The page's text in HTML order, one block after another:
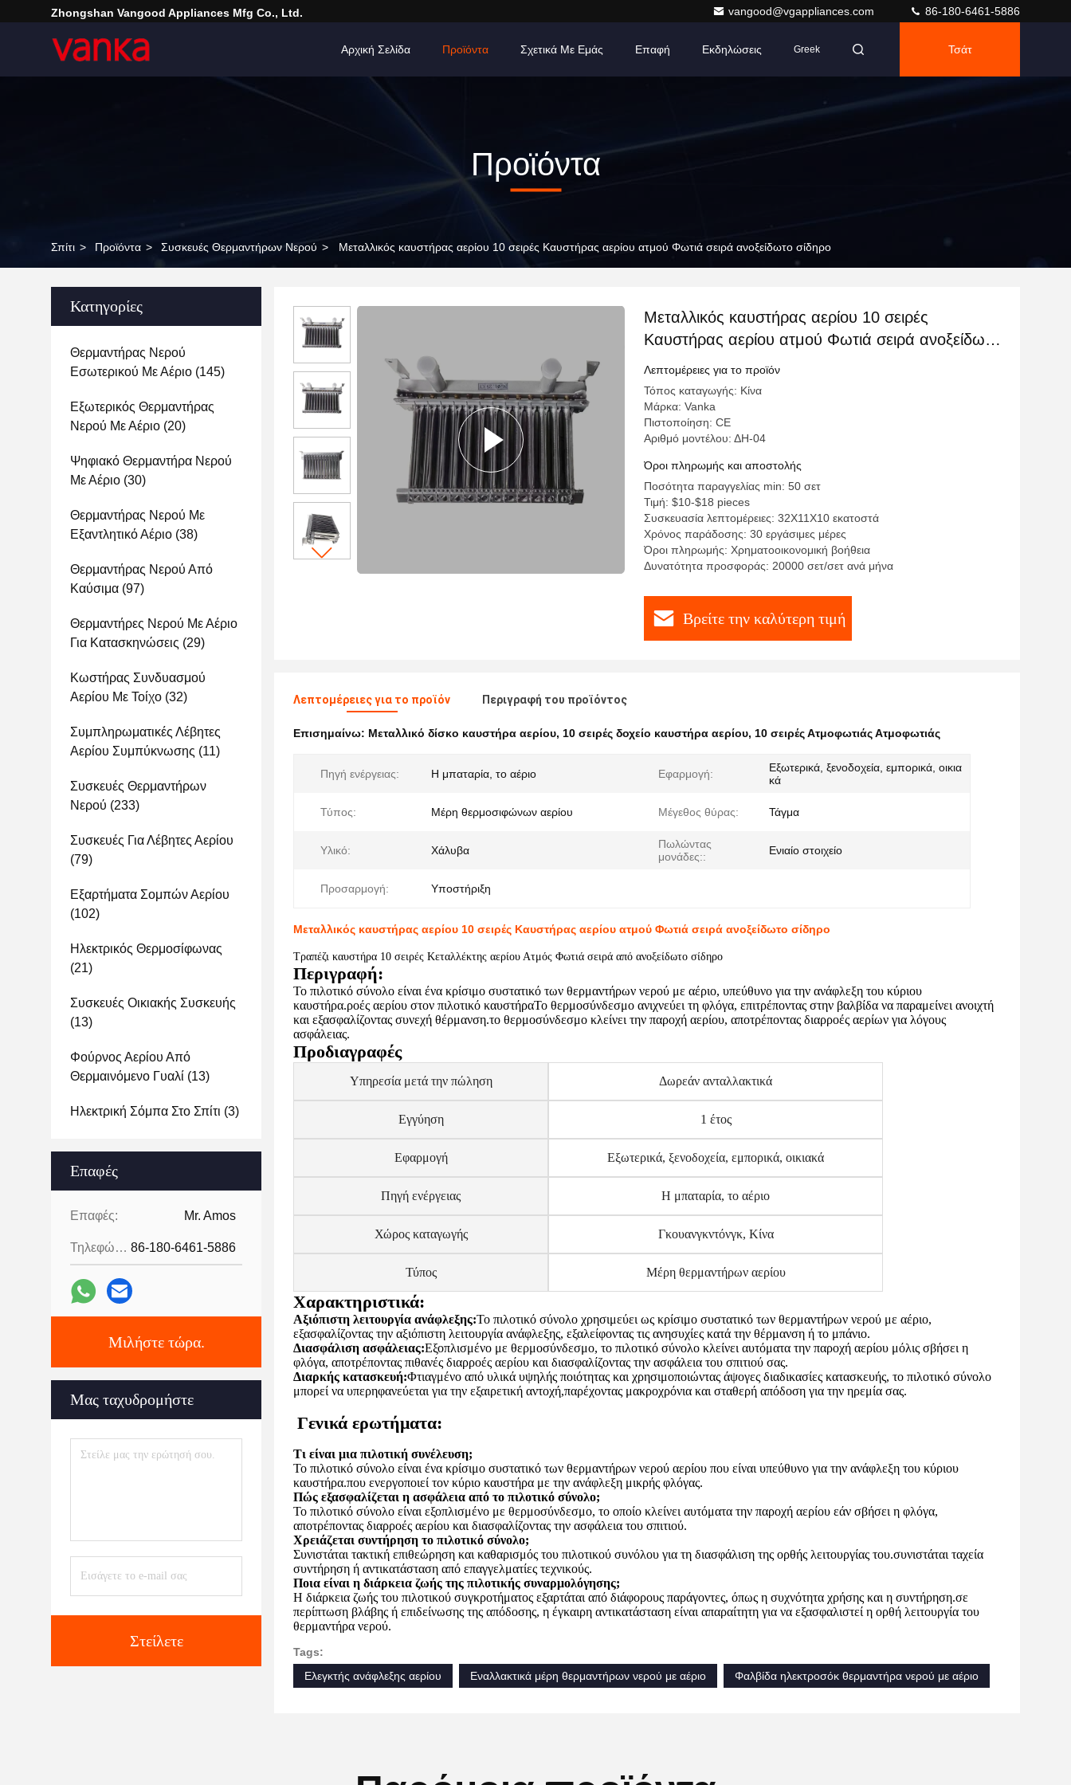
Zhongshan Vangood Appliances Mfg Co., Ltd. vangood@vgappliances.com 86-180-6461-5886
Αρχική Σελίδα Προϊόντα Σχετικά Με Εμάς Επαφή Εκδηλώσεις Greek Τσάτ
Προϊόντα
Σπίτι > Προϊόντα > Συσκευές Θερμαντήρων Νερού > Μεταλλικός καυστήρας αερίου 10 σειρές Καυστήρας αερίου ατμού Φωτιά σειρά ανοξείδωτο σίδηρο
Κατηγορίες
Θερμαντήρας Νερού
Εσωτερικού Με Αέριο (145)
Εξωτερικός Θερμαντήρας
Νερού Με Αέριο (20)
Ψηφιακό Θερμαντήρα Νερού
Με Αέριο (30)
Θερμαντήρας Νερού Με
Εξαντλητικό Αέριο (38)
Θερμαντήρας Νερού Από
Καύσιμα (97)
Θερμαντήρες Νερού Με Αέριο
Για Κατασκηνώσεις (29)
Κωστήρας Συνδυασμού
Αερίου Με Τοίχο (32)
Συμπληρωματικές Λέβητες
Αερίου Συμπύκνωσης (11)
Συσκευές Θερμαντήρων
Νερού (233)
Συσκευές Για Λέβητες Αερίου
(79)
Εξαρτήματα Σομπών Αερίου
(102)
Ηλεκτρικός Θερμοσίφωνας
(21)
Συσκευές Οικιακής Συσκευής
(13)
Φούρνος Αερίου Από
Θερμαινόμενο Γυαλί (13)
Ηλεκτρική Σόμπα Στο Σπίτι (3)
Επαφές
Επαφές: Mr. Amos
Τηλεφώνημα: 86-180-6461-5886
Μιλήστε τώρα.
Μας ταχυδρομήστε
Στείλετε
Μεταλλικός καυστήρας αερίου 10 σειρές
Καυστήρας αερίου ατμού Φωτιά σειρά ανοξείδωτο
σίδηρο
Λεπτομέρειες για το προϊόν
Τόπος καταγωγής: Κίνα
Μάρκα: Vanka
Πιστοποίηση: CE
Αριθμό μοντέλου: ΔΗ-04
Όροι πληρωμής και αποστολής
Ποσότητα παραγγελίας min: 50 σετ
Τιμή: $10-$18 pieces
Συσκευασία λεπτομέρειες: 32X11X10 εκατοστά
Χρόνος παράδοσης: 30 εργάσιμες μέρες
Όροι πληρωμής: Χρηματοοικονομική βοήθεια
Δυνατότητα προσφοράς: 20000 σετ/σετ ανά μήνα
Βρείτε την καλύτερη τιμή
Λεπτομέρειες για το προϊόν Περιγραφή του προϊόντος
Επισημαίνω: Μεταλλικό δίσκο καυστήρα αερίου, 10 σειρές δοχείο καυστήρα αερίου, 10 σειρές Ατμοφωτιάς Ατμοφωτιάς
Πηγή ενέργειας: Η μπαταρία, το αέριο Εφαρμογή:
Εξωτερικά, ξενοδοχεία, εμπορικά, οικια
κά
Τύπος: Μέρη θερμοσιφώνων αερίου Μέγεθος θύρας: Τάγμα
Υλικό: Χάλυβα
Πωλώντας
μονάδες::
Ενιαίο στοιχείο
Προσαρμογή: Υποστήριξη
Μεταλλικός καυστήρας αερίου 10 σειρές Καυστήρας αερίου ατμού Φωτιά σειρά ανοξείδωτο σίδηρο
Τραπέζι καυστήρα 10 σειρές Κεταλλέκτης αερίου Ατμός Φωτιά σειρά από ανοξείδωτο σίδηρο
Περιγραφή:
Το πιλοτικό σύνολο είναι ένα κρίσιμο συστατικό των θερμαντήρων νερού με αέριο, υπεύθυνο για την ανάφλεξη του κύριου
καυστήρα.ροές αερίου στον πιλοτικό καυστήραΤο θερμοσύνδεσμο ανιχνεύει τη φλόγα, επιτρέποντας στην βαλβίδα να παραμείνει ανοιχτή
και εξασφαλίζοντας συνεχή θέρμανση.το θερμοσύνδεσμο κλείνει την παροχή αερίου, αποτρέποντας διαρροές αερίων για λόγους
ασφάλειας.
Προδιαγραφές
Υπηρεσία μετά την πώληση Δωρεάν ανταλλακτικά
Εγγύηση 1 έτος
Εφαρμογή Εξωτερικά, ξενοδοχεία, εμπορικά, οικιακά
Πηγή ενέργειας Η μπαταρία, το αέριο
Χώρος καταγωγής Γκουανγκντόνγκ, Κίνα
Τύπος Μέρη θερμαντήρων αερίου
Χαρακτηριστικά:
Αξιόπιστη λειτουργία ανάφλεξης:Το πιλοτικό σύνολο χρησιμεύει ως κρίσιμο συστατικό των θερμαντήρων νερού με αέριο,
εξασφαλίζοντας την αξιόπιστη λειτουργία ανάφλεξης, εξαλείφοντας τις ανησυχίες κατά την θέρμανση ή το μπάνιο.
Διασφάλιση ασφάλειας:Εξοπλισμένο με θερμοσύνδεσμο, το πιλοτικό σύνολο κλείνει αυτόματα την παροχή αερίου μόλις σβήσει η
φλόγα, αποτρέποντας πιθανές διαρροές αερίου και διασφαλίζοντας την ασφάλεια του σπιτιού σας.
Διαρκής κατασκευή:Φτιαγμένο από υλικά υψηλής ποιότητας και χρησιμοποιώντας άψογες διαδικασίες κατασκευής, το πιλοτικό σύνολο
μπορεί να υπερηφανεύεται για την εξαιρετική αντοχή,παρέχοντας μακροχρόνια και σταθερή απόδοση για την ηρεμία σας.
Γενικά ερωτήματα:
Τι είναι μια πιλοτική συνέλευση;
Το πιλοτικό σύνολο είναι ένα κρίσιμο συστατικό των θερμαντήρων νερού αερίου που είναι υπεύθυνο για την ανάφλεξη του κύριου
καυστήρα.που ενεργοποιεί τον κύριο καυστήρα με την ανάφλεξη μικρής φλόγας.
Πώς εξασφαλίζεται η ασφάλεια από το πιλοτικό σύνολο;
Το πιλοτικό σύνολο είναι εξοπλισμένο με θερμοσύνδεσμο, το οποίο κλείνει αυτόματα την παροχή αερίου εάν σβήσει η φλόγα,
αποτρέποντας διαρροές αερίου και διασφαλίζοντας την ασφάλεια του σπιτιού.
Χρειάζεται συντήρηση το πιλοτικό σύνολο;
Συνιστάται τακτική επιθεώρηση και καθαρισμός του πιλοτικού συνόλου για τη διασφάλιση της ορθής λειτουργίας του.συνιστάται ταχεία
συντήρηση ή αντικατάσταση από επαγγελματίες τεχνικούς.
Ποια είναι η διάρκεια ζωής της πιλοτικής συναρμολόγησης;
Η διάρκεια ζωής του πιλοτικού συγκροτήματος εξαρτάται από διάφορους παράγοντες, όπως η συχνότητα χρήσης και η συντήρηση.σε
περίπτωση βλάβης ή επιδείνωσης της απόδοσης, η έγκαιρη αντικατάσταση είναι απαραίτητη για να εξασφαλιστεί η ορθή λειτουργία του
θερμαντήρα νερού.
Tags:
Ελεγκτής ανάφλεξης αερίου
Εναλλακτικά μέρη θερμαντήρων νερού με αέριο Φαλβίδα ηλεκτροσόκ θερμαντήρα νερού με αέριο